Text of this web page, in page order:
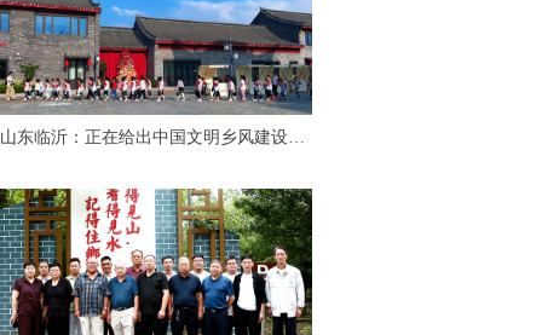
山东临沂：正在给出中国文明乡风建设